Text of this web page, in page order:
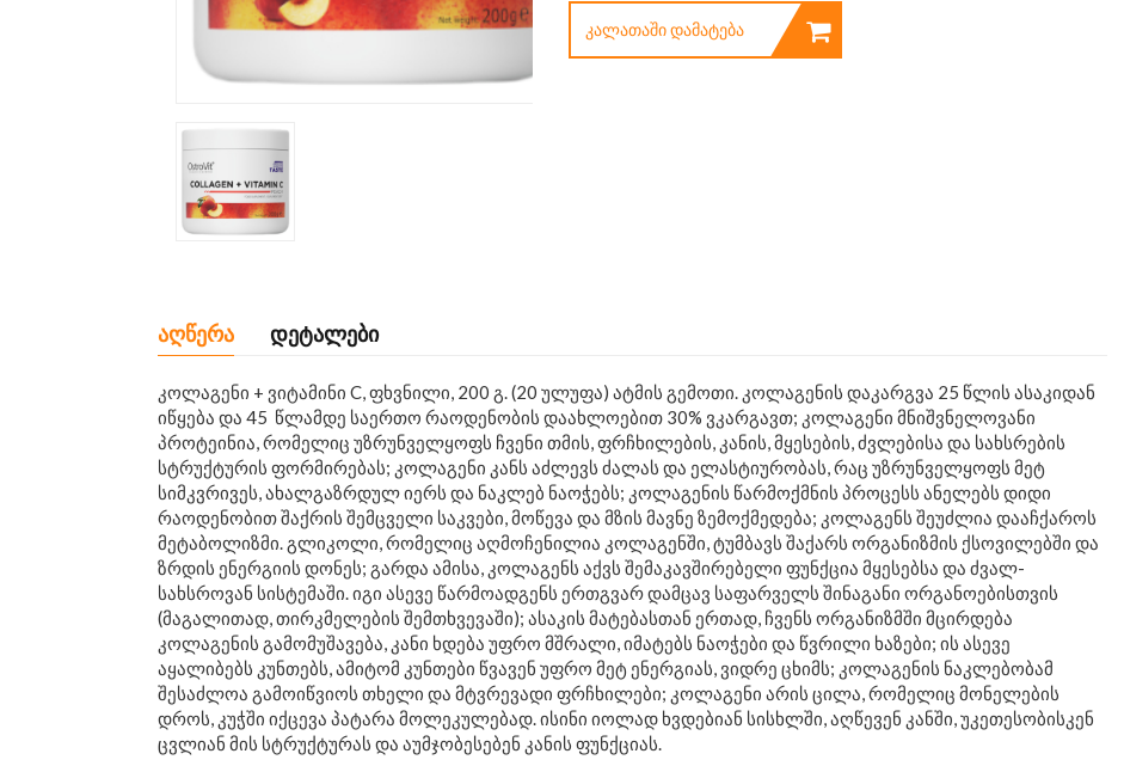
ᲙᲐᲚᲐᲗᲐᲨᲘ ᲓᲐᲛᲐᲢᲔᲑᲐ
აღწერა დეტალები
კოლაგენი + ვიტამინი C, ფხვნილი, 200 გ. (20 ულუფა) ატმის გემოთი. კოლაგენის დაკარგვა 25 წლის ასაკიდან
იწყება და 45 წლამდე საერთო რაოდენობის დაახლოებით 30% ვკარგავთ; კოლაგენი მნიშვნელოვანი
პროტეინია, რომელიც უზრუნველყოფს ჩვენი თმის, ფრჩხილების, კანის, მყესების, ძვლებისა და სახსრების
სტრუქტურის ფორმირებას; კოლაგენი კანს აძლევს ძალას და ელასტიურობას, რაც უზრუნველყოფს მეტ
სიმკვრივეს, ახალგაზრდულ იერს და ნაკლებ ნაოჭებს; კოლაგენის წარმოქმნის პროცესს ანელებს დიდი
რაოდენობით შაქრის შემცველი საკვები, მოწევა და მზის მავნე ზემოქმედება; კოლაგენს შეუძლია დააჩქაროს
მეტაბოლიზმი. გლიკოლი, რომელიც აღმოჩენილია კოლაგენში, ტუმბავს შაქარს ორგანიზმის ქსოვილებში და
ზრდის ენერგიის დონეს; გარდა ამისა, კოლაგენს აქვს შემაკავშირებელი ფუნქცია მყესებსა და ძვალ-
სახსროვან სისტემაში. იგი ასევე წარმოადგენს ერთგვარ დამცავ საფარველს შინაგანი ორგანოებისთვის
(მაგალითად, თირკმელების შემთხვევაში); ასაკის მატებასთან ერთად, ჩვენს ორგანიზმში მცირდება
კოლაგენის გამომუშავება, კანი ხდება უფრო მშრალი, იმატებს ნაოჭები და წვრილი ხაზები; ის ასევე
აყალიბებს კუნთებს, ამიტომ კუნთები წვავენ უფრო მეტ ენერგიას, ვიდრე ცხიმს; კოლაგენის ნაკლებობამ
შესაძლოა გამოიწვიოს თხელი და მტვრევადი ფრჩხილები; კოლაგენი არის ცილა, რომელიც მონელების
დროს, კუჭში იქცევა პატარა მოლეკულებად. ისინი იოლად ხვდებიან სისხლში, აღწევენ კანში, უკეთესობისკენ
ცვლიან მის სტრუქტურას და აუმჯობესებენ კანის ფუნქციას.